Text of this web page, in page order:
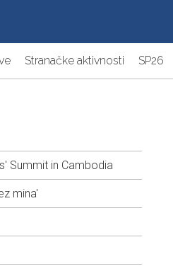
Stranačke aktivnosti SP26
Summit in Cambodia
mina'